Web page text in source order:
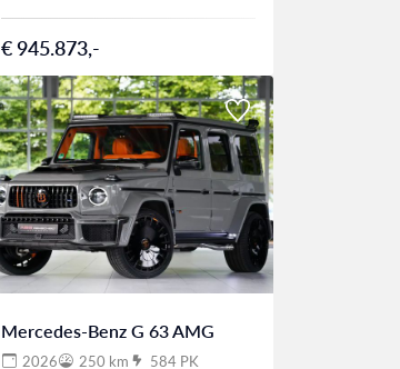
€ 945.873,-
Mercedes-Benz G 63 AMG
2026 250 km
584 PK